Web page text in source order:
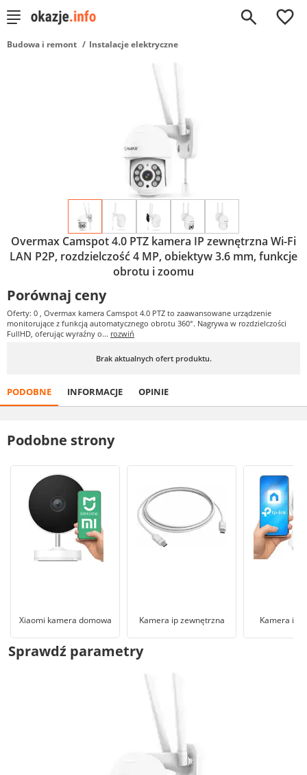
0
Budowa i remont Instalacje elektryczne
Overmax Camspot 4.0 PTZ kamera IP zewnętrzna Wi-Fi
LAN P2P, rozdzielczość 4 MP, obiektyw 3.6 mm, funkcje
obrotu i zoomu
Porównaj ceny
Oferty: 0 , Overmax kamera Camspot 4.0 PTZ to zaawansowane urządzenie
monitorujące z funkcją automatycznego obrotu 360°. Nagrywa w rozdzielczości
FullHD, oferując wyraźny o... rozwiń
Brak aktualnych ofert produktu.
PODOBNE INFORMACJE OPINIE
Podobne strony
Xiaomi kamera domowa Kamera ip zewnętrzna Kamera ip
Sprawdź parametry